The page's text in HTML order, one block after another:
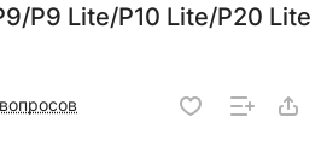
P9 Lite/P10 Lite/P20 Lite